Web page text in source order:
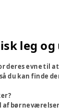
leg
deres evne
du kan finde